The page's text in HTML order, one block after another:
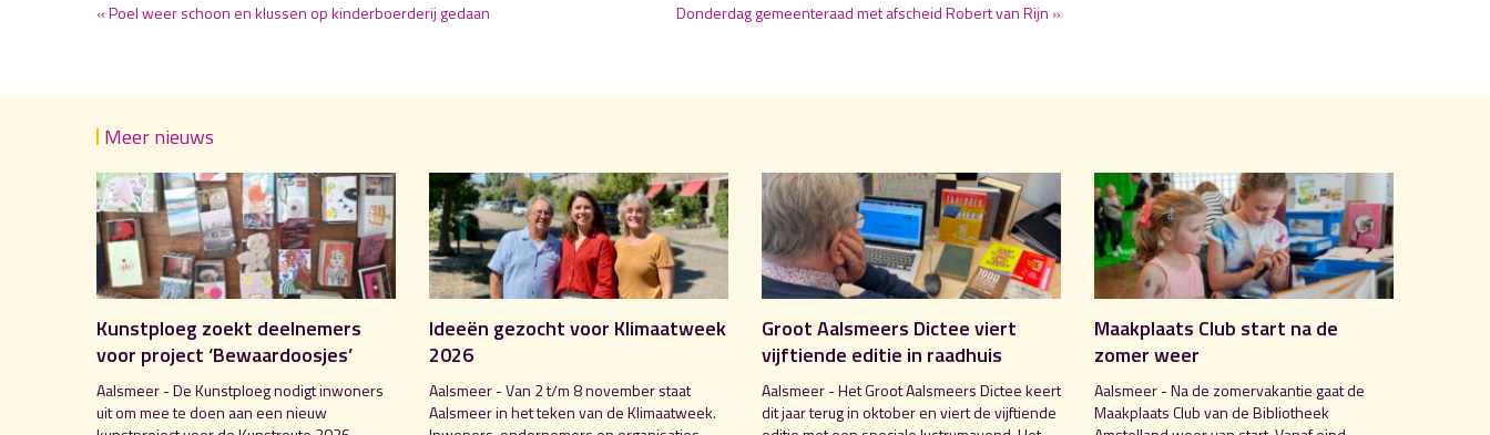
« Poel weer schoon en klussen op kinderboerderij gedaan Donderdag gemeenteraad met afscheid Robert van Rijn »
Meer nieuws
Kunstploeg zoekt deelnemers
voor project ‘Bewaardoosjes’
Aalsmeer - De Kunstploeg nodigt inwoners
uit om mee te doen aan een nieuw
Ideeën gezocht voor Klimaatweek
2026
Aalsmeer - Van 2 t/m 8 november staat
Aalsmeer in het teken van de Klimaatweek.
Groot Aalsmeers Dictee viert
vijftiende editie in raadhuis
Aalsmeer - Het Groot Aalsmeers Dictee keert
dit jaar terug in oktober en viert de vijftiende
Maakplaats Club start na de
zomer weer
Aalsmeer - Na de zomervakantie gaat de
Maakplaats Club van de Bibliotheek